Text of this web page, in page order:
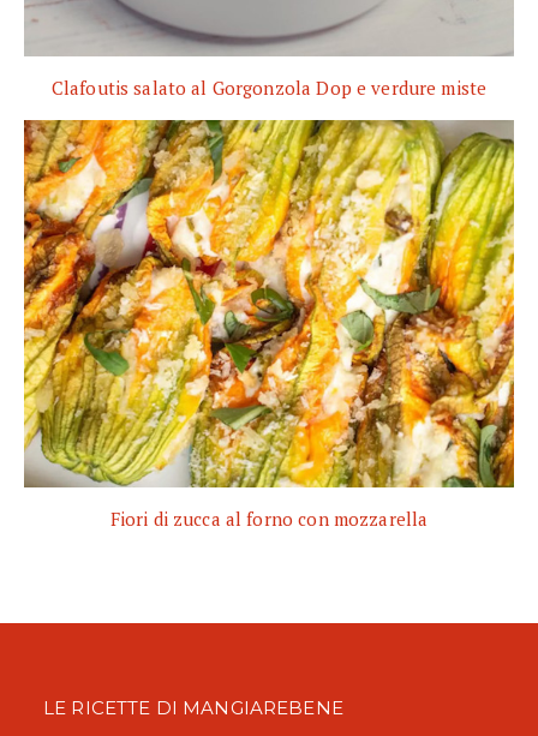
Clafoutis salato al Gorgonzola Dop e verdure miste
Fiori di zucca al forno con mozzarella
LE RICETTE DI MANGIAREBENE